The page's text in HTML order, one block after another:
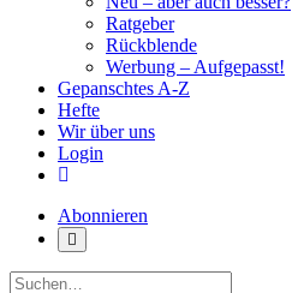
Ratgeber
Rückblende
Werbung – Aufgepasst!
Gepanschtes A-Z
Hefte
Wir über uns
Login
Abonnieren
Suche: